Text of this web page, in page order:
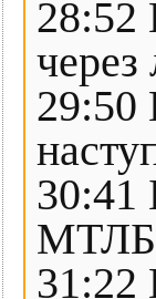
28:52
через
29:50
30:41
МТЛБ
31:22